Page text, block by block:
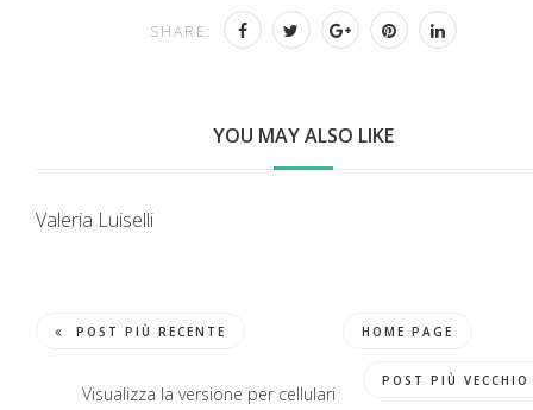
SHARE:
YOU MAY ALSO LIKE
Valeria Luiselli
POST PIÙ RECENTE HOME PAGE
POST PIÙ VECCHIO
Visualizza la versione per cellulari